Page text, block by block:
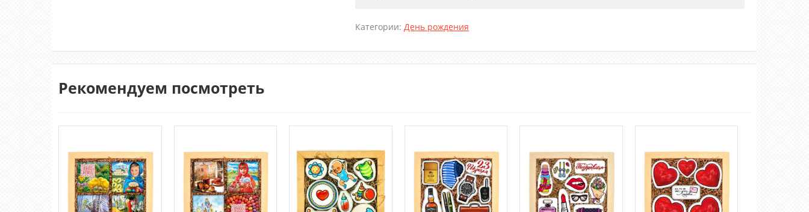
Категории: День рождения
Рекомендуем посмотреть